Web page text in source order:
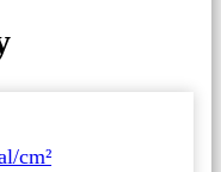
cm²